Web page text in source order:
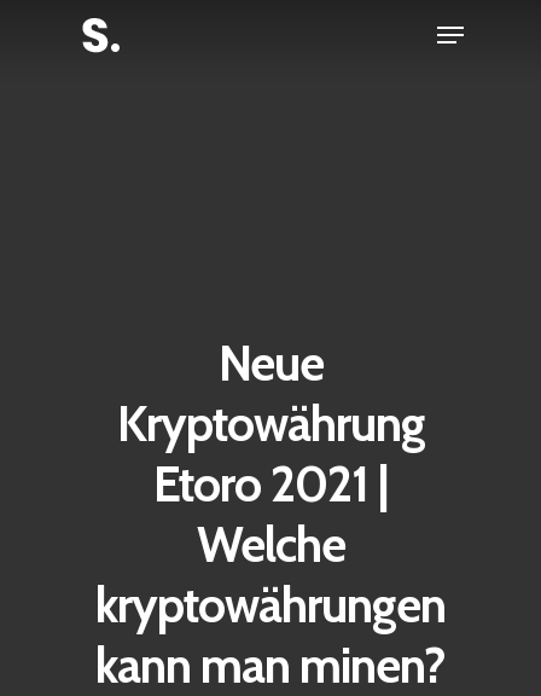
Menu
Neue
Kryptowährung
Etoro 2021 |
Welche
kryptowährungen
kann man minen?